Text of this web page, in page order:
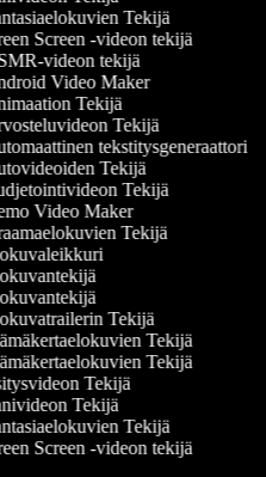
Tekijä
Screen -videon tekijä
videon tekijä
Video Maker
Tekijä
Tekijä
tekstitysgeneraattori
Tekijä
Tekijä
Video Maker
Tekijä
Tekijä
Tekijä
Tekijä
Tekijä
Tekijä
Tekijä
Screen -videon tekijä